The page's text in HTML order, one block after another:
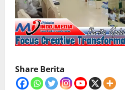
Share Berita